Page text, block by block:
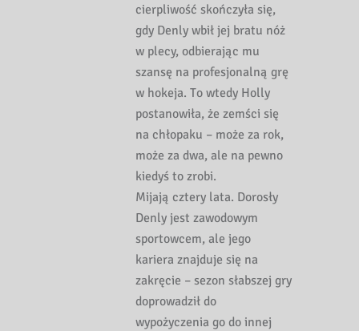
cierpliwość skończyła się,
gdy Denly wbił jej bratu nóż
w plecy, odbierając mu
szansę na profesjonalną grę
w hokeja. To wtedy Holly
postanowiła, że zemści się
na chłopaku – może za rok,
może za dwa, ale na pewno
kiedyś to zrobi.
Mijają cztery lata. Dorosły
Denly jest zawodowym
sportowcem, ale jego
kariera znajduje się na
zakręcie – sezon słabszej gry
doprowadził do
wypożyczenia go do innej